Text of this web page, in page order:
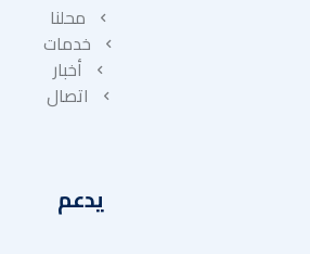
محلنا
خدمات
أخبار
اتصال
يدعم